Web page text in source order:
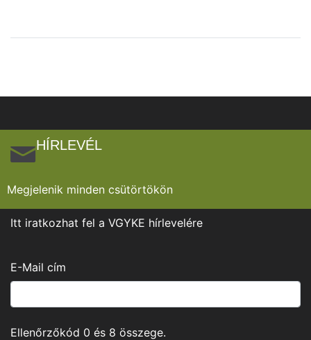
HÍRLEVÉL
Megjelenik minden csütörtökön
Itt iratkozhat fel a VGYKE hírlevelére
E-Mail cím
Ellenőrzőkód 0 és 8 összege.